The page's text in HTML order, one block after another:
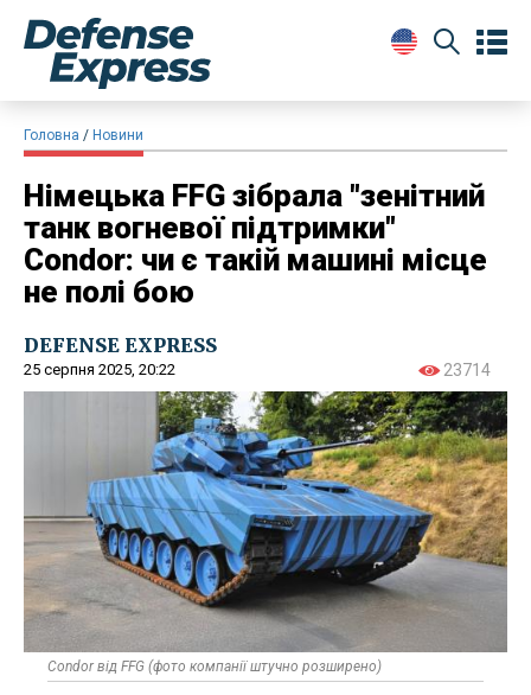
Головна Новини
Німецька FFG зібрала "зенітний
танк вогневої підтримки"
Condor: чи є такій машині місце
не полі бою
DEFENSE EXPRESS
25 серпня 2025, 20:22 23714
Condor від FFG (фото компанії штучно розширено)